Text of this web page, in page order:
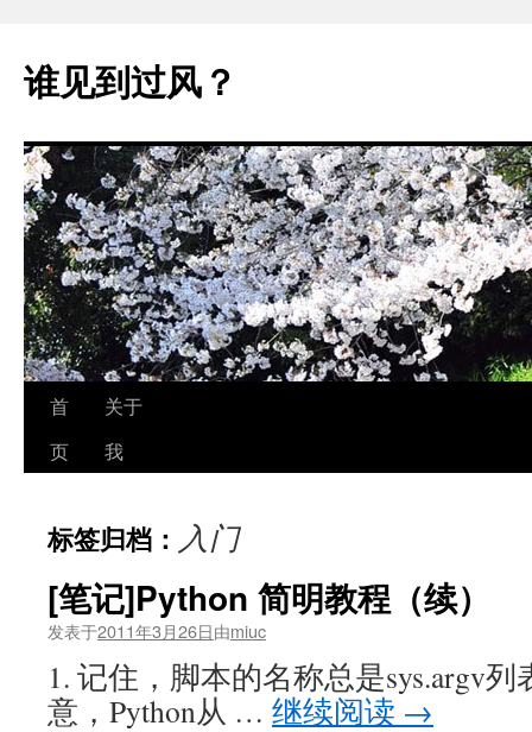
正
文
谁见到过风？
首
页
关于
我
标签归档： 入门
[笔记]Python 简明教程（续）
发表于2011年3月26日由miuc
1. 记住，脚本的名称总是sys.argv
意，Python从 … 继续阅读 →